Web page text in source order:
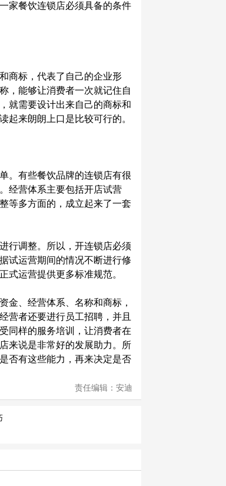
家餐饮连锁店必须具备的条件
标，代表了自己的企业形
，能够让消费者一次就记住自
就需要设计出来自己的商标和
起来朗朗上口是比较可行的。
有些餐饮品牌的连锁店有很
经营体系主要包括开店试营
等多方面的，成立起来了一套
调整。所以，开连锁店必须
试运营期间的情况不断进行修
式运营提供更多标准规范。
、经营体系、名称和商标，
营者还要进行员工招聘，并且
同样的服务培训，让消费者在
来说是非常好的发展助力。所
否有这些能力，再来决定是否
责任编辑：安迪